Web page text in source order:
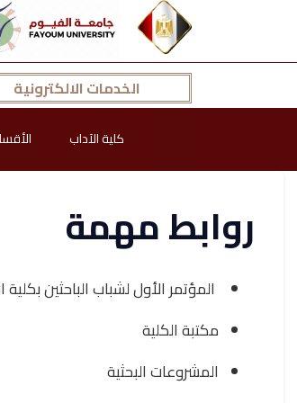
الخدمات الالكترونية
كلية الآداب
روابط مهمة
المؤتمر الأول لشباب الباحثين بكلية
مكتبة الكلية
المشروعات البحثية